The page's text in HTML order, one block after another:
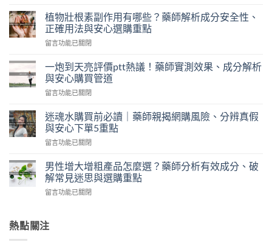
而
鋼
哪
裡
便
宜？
藥
師
價
心
藥
行
情、
印
名
藥
植物壯根素副作用有哪些？藥師解析成分安全性、
正確用法與安心選購重點
在
壯
根
素
作
用
有
哪
藥
師
析
安
留言功能已關閉
一炮到天亮評價ptt熱議！藥師實測效果、成分解析
與安心購買管道
在
炮
到
天
亮
價
ptt
熱
議！
實
留言功能已關閉
迷魂水購買前必讀｜藥師親揭網購風險、分辨真假
與安心下單5重點
在
魂
水
購
買
讀
留言功能已關閉
男性增大增粗產品怎麼選？藥師分析有效成分、破
解常見迷思與選購重點
在
增
大
留言功能已關閉
熱點關注